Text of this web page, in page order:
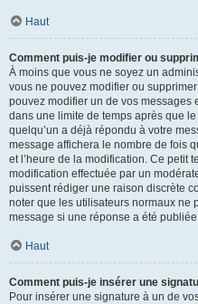
Haut
Comment puis-je modifier ou
À moins que vous ne soyez un
vous ne pouvez modifier ou
pouvez modifier un de vos
dans une limite de temps après que
quelqu’un a déjà répondu à votre
message affichera le nombre de fois
et l’heure de la modification. Ce petit
modification effectuée par un
puissent rédiger une raison discrète
noter que les utilisateurs normaux ne
message si une réponse a été
Haut
Comment puis-je insérer une
Pour insérer une signature à un de